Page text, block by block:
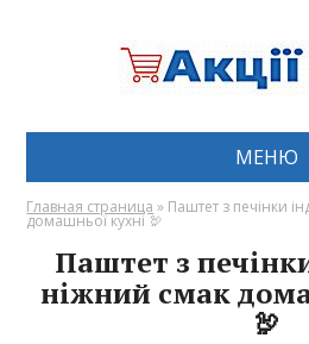
МЕНЮ
Главная страница » Паштет з печінки
домашньої кухні 🦃
Паштет з
ніжний смак
🦃